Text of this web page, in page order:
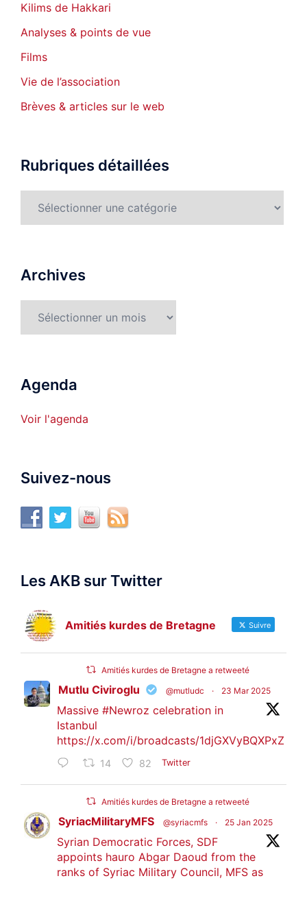
Kilims de Hakkari
Analyses & points de vue
Films
Vie de l’association
Brèves & articles sur le web
Rubriques détaillées
Archives
Agenda
Voir l'agenda
Suivez-nous
Les AKB sur Twitter
Amitiés kurdes de Bretagne Suivre
Amitiés kurdes de Bretagne a retweeté
Mutlu Civiroglu @mutludc · 23 Mar 2025
Massive #Newroz celebration in
Istanbul
https://x.com/i/broadcasts/1djGXVyBQXPxZ
14 82 Twitter
Amitiés kurdes de Bretagne a retweeté
SyriacMilitaryMFS @syriacmfs · 25 Jan 2025
Syrian Democratic Forces, SDF
appoints hauro Abgar Daoud from the
ranks of Syriac Military Council, MFS as